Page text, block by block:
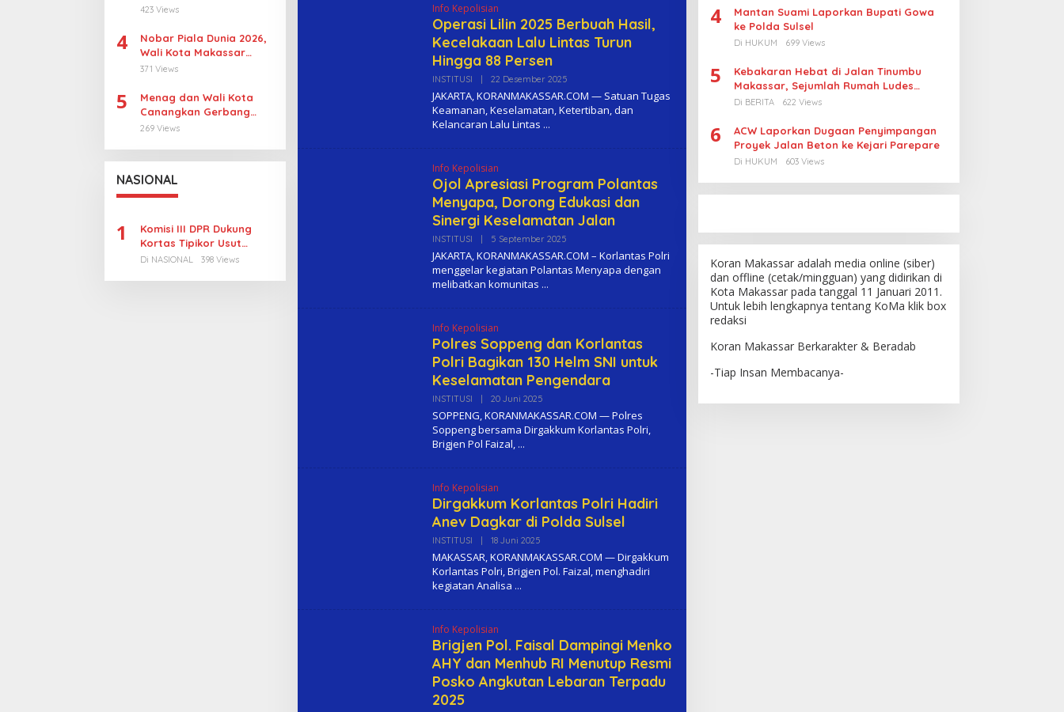
Revitalisasi, Pulau
Prioritas
423 Views
4
Nobar Piala Dunia 2026,
Wali Kota Makassar
Dorong UMKM Tumbuh di
371 Views
5
Menag dan Wali Kota
Canangkan Gerbang
Moderasi di Makassar
269 Views
NASIONAL
1
Komisi III DPR Dukung
Kortas Tipikor Usut
Tuntas Dugaan Korupsi
Di NASIONAL 398 Views
Info Kepolisian
Operasi Lilin 2025 Berbuah Hasil,
Kecelakaan Lalu Lintas Turun
Hingga 88 Persen
INSTITUSI 22 Desember 2025
L
E
H
M
JAKARTA, KORANMAKASSAR.COM — Satuan Tugas
Keamanan, Keselamatan, Ketertiban, dan
Kelancaran Lalu Lintas
Info Kepolisian
Ojol Apresiasi Program Polantas
Menyapa, Dorong Edukasi dan
Sinergi Keselamatan Jalan
INSTITUSI 5 September 2025
L
E
H
M
JAKARTA, KORANMAKASSAR.COM – Korlantas Polri
menggelar kegiatan Polantas Menyapa dengan
melibatkan komunitas
Info Kepolisian
Polres Soppeng dan Korlantas
Polri Bagikan 130 Helm SNI untuk
Keselamatan Pengendara
INSTITUSI 20 Juni 2025
L
E
H
M
SOPPENG, KORANMAKASSAR.COM — Polres
Soppeng bersama Dirgakkum Korlantas Polri,
Brigjen Pol Faizal,
Info Kepolisian
Dirgakkum Korlantas Polri Hadiri
Anev Dagkar di Polda Sulsel
INSTITUSI 18 Juni 2025
L
E
H
M
MAKASSAR, KORANMAKASSAR.COM — Dirgakkum
Korlantas Polri, Brigjen Pol. Faizal, menghadiri
kegiatan Analisa
Info Kepolisian
Brigjen Pol. Faisal Dampingi Menko
AHY dan Menhub RI Menutup Resmi
Posko Angkutan Lebaran Terpadu
2025
4
Mantan Suami Laporkan Bupati Gowa
ke Polda Sulsel
Di HUKUM 699 Views
5
Kebakaran Hebat di Jalan Tinumbu
Makassar, Sejumlah Rumah Ludes
Terbakar, Penyebab Masih Diselidiki
Di BERITA 622 Views
6
ACW Laporkan Dugaan Penyimpangan
Proyek Jalan Beton ke Kejari Parepare
Di HUKUM 603 Views
Koran Makassar adalah media online (siber)
dan offline (cetak/mingguan) yang didirikan di
Kota Makassar pada tanggal 11 Januari 2011.
Untuk lebih lengkapnya tentang KoMa klik box
redaksi
Koran Makassar Berkarakter & Beradab
-Tiap Insan Membacanya-